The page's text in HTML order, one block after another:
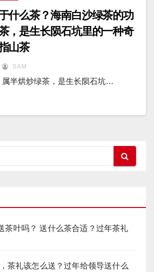
什么茶？海南白沙绿茶的功
，是生长陨石坑里的一种奇
山茶
SAM
半烘炒绿茶，是生长陨石坑…
茶叶吗？ 送什么茶合适？过年茶礼
茶礼该怎么送？过年给领导送什么